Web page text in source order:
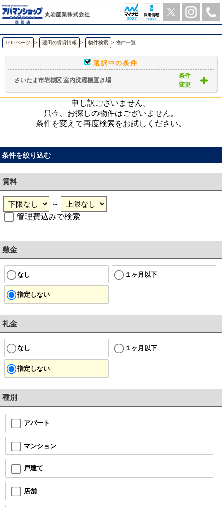
さいたま市岩槻区 室内洗濯機置き場 ｜賃貸物件一覧｜ アパマンショップ蓮田店-丸岩産業株式会社-
TOPページ > 蓮田の賃貸情報 > 物件検索 > 物件一覧
選択中の条件
さいたま市岩槻区 室内洗濯機置き場
条件
変更
申し訳ございません。
只今、お探しの物件はございません。
条件を変えて再度検索をお試しください。
条件を絞り込む
賃料
～
管理費込みで検索
敷金
なし １ヶ月以下
指定しない
礼金
なし １ヶ月以下
指定しない
種別
アパート
マンション
戸建て
店舗